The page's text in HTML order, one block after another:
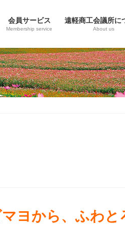
会員サービス
Membership service
遠軽商工会議所に
About us
ヨから、ふわと